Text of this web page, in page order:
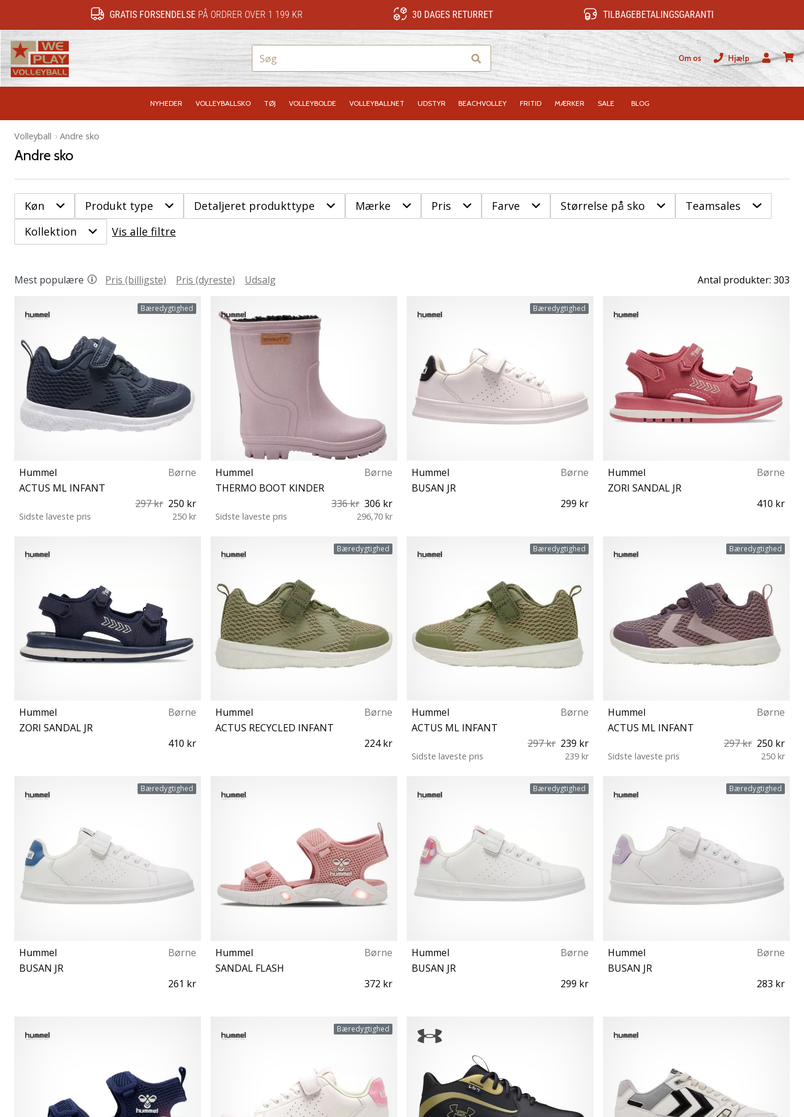
GRATIS FORSENDELSE PÅ ORDRER OVER 1 199 KR 30 DAGES RETURRET TILBAGEBETALINGSGARANTI
Om os
Hjælp
Bruger
NYHEDER VOLLEYBALLSKO TØJ VOLLEYBOLDE VOLLEYBALLNET UDSTYR BEACHVOLLEY FRITID MÆRKER SALE BLOG
Volleyball Andre sko
Andre sko
Køn Produkt type Detaljeret produkttype Mærke Pris Farve Størrelse på sko
Teamsales
Kollektion
Vis alle filtre
Mest populære Pris (billigste) Pris (dyreste) Udsalg Antal produkter: 303
Bæredygtighed
Hummel
Børne
ACTUS ML INFANT
297 kr 250 kr
Sidste laveste pris 250 kr
Hummel
Børne
THERMO BOOT KINDER
336 kr 306 kr
Sidste laveste pris 296,70 kr
Bæredygtighed
Hummel
Børne
BUSAN JR
299 kr
Hummel
Børne
ZORI SANDAL JR
410 kr
Hummel
Børne
ZORI SANDAL JR
410 kr
Bæredygtighed
Hummel
Børne
ACTUS RECYCLED INFANT
224 kr
Bæredygtighed
Hummel
Børne
ACTUS ML INFANT
297 kr 239 kr
Sidste laveste pris 239 kr
Bæredygtighed
Hummel
Børne
ACTUS ML INFANT
297 kr 250 kr
Sidste laveste pris 250 kr
Bæredygtighed
Hummel
Børne
BUSAN JR
261 kr
Hummel
Børne
SANDAL FLASH
372 kr
Bæredygtighed
Hummel
Børne
BUSAN JR
299 kr
Bæredygtighed
Hummel
Børne
BUSAN JR
283 kr
Bæredygtighed